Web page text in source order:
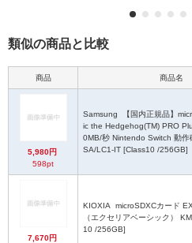
類似の商品と比較
商品 商品名
5,980円
598pt
Samsung
ic the Hedgehog(TM) PRO
0MB/秒 Nintendo Switch 動作
SA/LC1-IT [Class10 /256GB]
7,670円
KIOXIA
（エクセリアベーシック）
10 /256GB]